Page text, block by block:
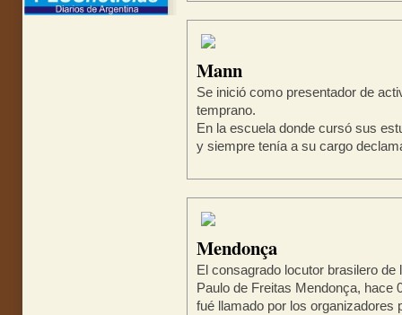
Mann
Se inició como presentador de
temprano.
En la escuela donde cursó sus
y siempre tenía a su cargo
Mendonça
El consagrado locutor brasilero
Paulo de Freitas Mendonça, hace
fué llamado por los organizadores